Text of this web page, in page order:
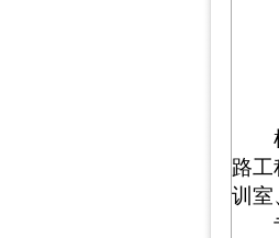
路
训室